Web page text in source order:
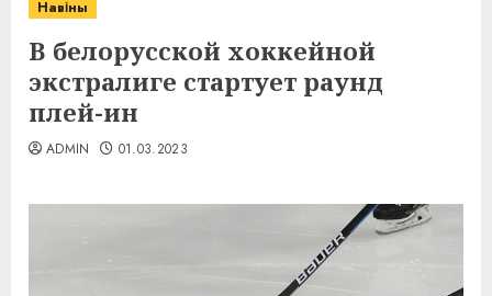
Навіны
В белорусской хоккейной
экстралиге стартует раунд
плей-ин
ADMIN 01.03.2023